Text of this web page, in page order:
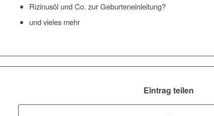
Rizinusöl und Co. zur Geburteneinleitung?
und vieles mehr
Eintrag teilen